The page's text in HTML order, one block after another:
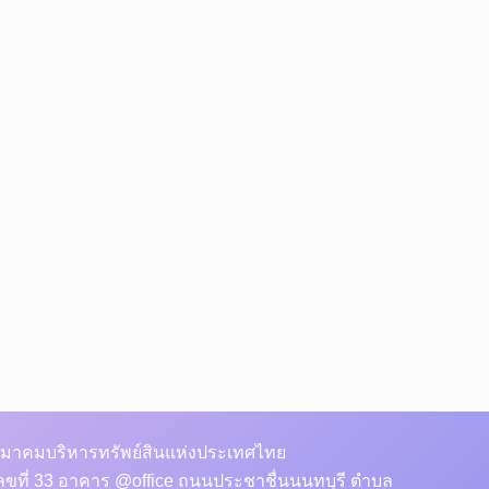
าคมบริหารทรัพย์สินแห่งประเทศไทย
ขที่ 33 อาคาร @office ถนนประชาชื่นนนทบุรี ตำบล